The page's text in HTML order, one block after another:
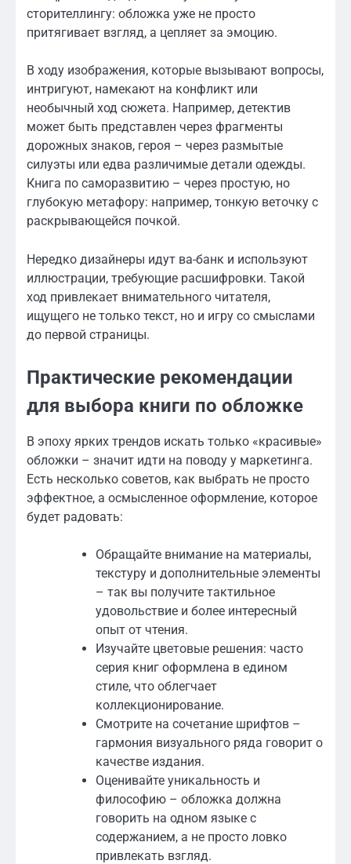
сторителлингу: обложка уже не просто
притягивает взгляд, а цепляет за эмоцию.
В ходу изображения, которые вызывают вопросы,
интригуют, намекают на конфликт или
необычный ход сюжета. Например, детектив
может быть представлен через фрагменты
дорожных знаков, героя – через размытые
силуэты или едва различимые детали одежды.
Книга по саморазвитию – через простую, но
глубокую метафору: например, тонкую веточку с
раскрывающейся почкой.
Нередко дизайнеры идут ва-банк и используют
иллюстрации, требующие расшифровки. Такой
ход привлекает внимательного читателя,
ищущего не только текст, но и игру со смыслами
до первой страницы.
Практические рекомендации
для выбора книги по обложке
В эпоху ярких трендов искать только «красивые»
обложки – значит идти на поводу у маркетинга.
Есть несколько советов, как выбрать не просто
эффектное, а осмысленное оформление, которое
будет радовать:
Обращайте внимание на материалы,
текстуру и дополнительные элементы
– так вы получите тактильное
удовольствие и более интересный
опыт от чтения.
Изучайте цветовые решения: часто
серия книг оформлена в едином
стиле, что облегчает
коллекционирование.
Смотрите на сочетание шрифтов –
гармония визуального ряда говорит о
качестве издания.
Оценивайте уникальность и
философию – обложка должна
говорить на одном языке с
содержанием, а не просто ловко
привлекать взгляд.